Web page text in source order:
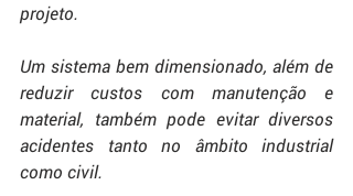
projeto.
Um sistema bem dimensionado, além de
reduzir custos com manutenção e
material, também pode evitar diversos
acidentes tanto no âmbito industrial
como civil.